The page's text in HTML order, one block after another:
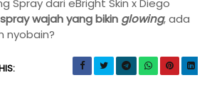
Spray dari eBright Skin x Diego
spray wajah yang bikin glowing, ada
nyobain?